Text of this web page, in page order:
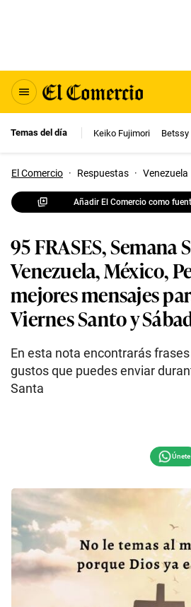
Temas del día Keiko Fujimori Betssy
El Comercio · Respuestas · Venezuela
Añadir El Comercio como
95 FRASES, Semana
Venezuela, México,
mejores mensajes
Viernes Santo y
En esta nota encontrarás
gustos que puedes enviar
Santa